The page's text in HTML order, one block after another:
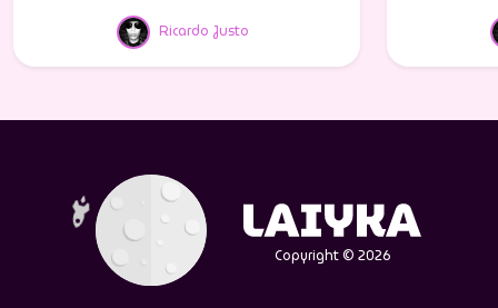
Ricardo Justo
Copyright © 2026